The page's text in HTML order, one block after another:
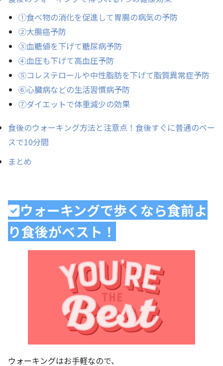
①食べ物の消化を促進して胃腸の病気の予防
②大腸癌予防
③血糖値を下げて糖尿病予防
④血圧も下げて高血圧予防
⑤コレステロールや中性脂肪を下げて脂質異常症予防
⑥心臓病などの生活習慣病予防
⑦ダイエットで体重減少の効果
食後のウォーキング方法と注意点！食後すぐに普通のペー
スで10分間
まとめ
ウォーキングで歩くなら食前よ
り食後がベスト！
ウォーキングはお手軽なので、